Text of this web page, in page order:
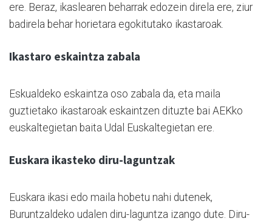
ere. Beraz, ikaslearen beharrak edozein direla ere, ziur
badirela behar horietara egokitutako ikastaroak.
Ikastaro eskaintza zabala
Eskualdeko eskaintza oso zabala da, eta maila
guztietako ikastaroak eskaintzen dituzte bai AEKko
euskaltegietan baita Udal Euskaltegietan ere.
Euskara ikasteko diru-laguntzak
Euskara ikasi edo maila hobetu nahi dutenek,
Buruntzaldeko udalen diru-laguntza izango dute. Diru-